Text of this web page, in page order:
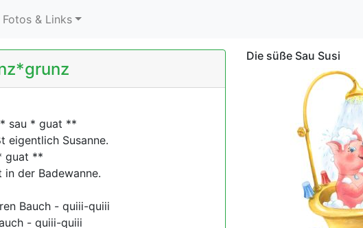
Fotos & Links
sau * guat **
eigentlich Susanne.
guat **
in der Badewanne.
Bauch - quiii-quiii
- quiii-quiii
Die süße Sau Susi